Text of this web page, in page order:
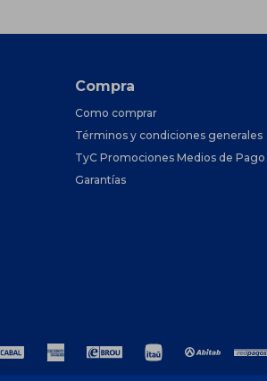
Compra
Como comprar
Términos y condiciones generales
TyC Promociones Medios de Pago
Garantías